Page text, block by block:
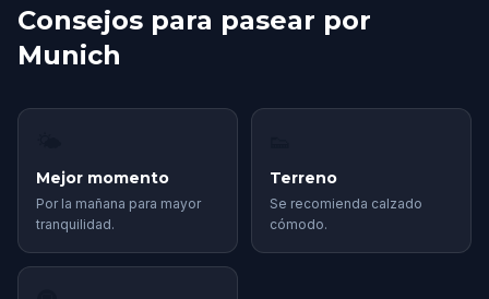
Consejos para pasear por
Munich
Mejor momento
Por la mañana para mayor
tranquilidad.
Terreno
Se recomienda calzado
cómodo.